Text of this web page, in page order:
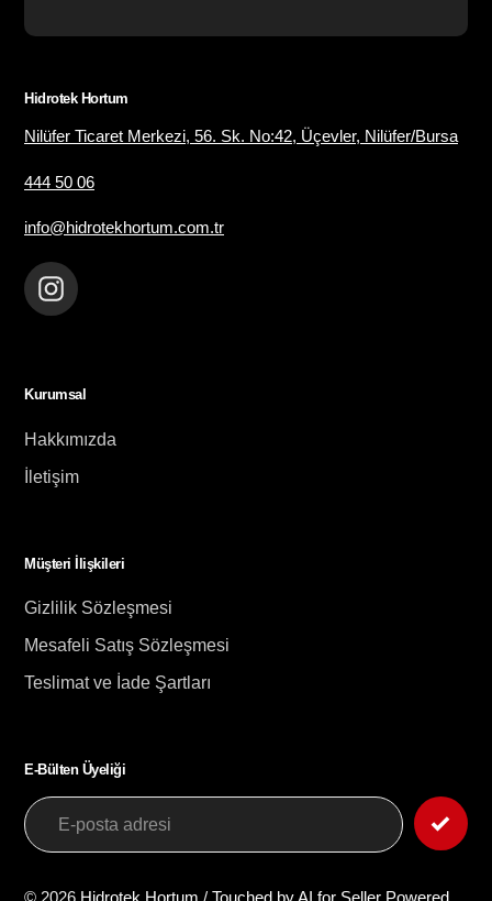
Hidrotek Hortum
Nilüfer Ticaret Merkezi, 56. Sk. No:42, Üçevler, Nilüfer/Bursa
444 50 06
info@hidrotekhortum.com.tr
Instagram
Kurumsal
Hakkımızda
İletişim
Müşteri İlişkileri
Gizlilik Sözleşmesi
Mesafeli Satış Sözleşmesi
Teslimat ve İade Şartları
E-Bülten Üyeliği
© 2026 Hidrotek Hortum / Touched by AI for Seller Powered